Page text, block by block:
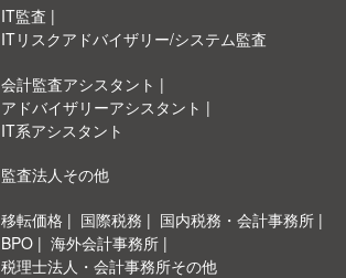
IT監査
ITリスクアドバイザリー/システム監査
会計監査アシスタント
アドバイザリーアシスタント
IT系アシスタント
監査法人その他
移転価格 国際税務
国内税務・会計事務所
BPO
海外会計事務所
税理士法人・会計事務所その他